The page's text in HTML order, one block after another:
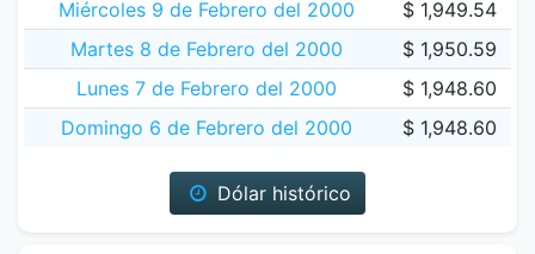
Miércoles 9 de Febrero del 2000
$ 1,949.54
Martes 8 de Febrero del 2000
$ 1,950.59
Lunes 7 de Febrero del 2000
$ 1,948.60
Domingo 6 de Febrero del 2000
$ 1,948.60
Dólar histórico